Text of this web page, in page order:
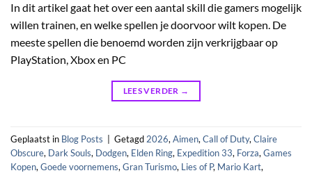
In dit artikel gaat het over een aantal skill die gamers mogelijk
willen trainen, en welke spellen je doorvoor wilt kopen. De
meeste spellen die benoemd worden zijn verkrijgbaar op
PlayStation, Xbox en PC
LEES VERDER →
Geplaatst in Blog Posts | Getagd 2026, Aimen, Call of Duty, Claire
Obscure, Dark Souls, Dodgen, Elden Ring, Expedition 33, Forza, Games
Kopen, Goede voornemens, Gran Turismo, Lies of P, Mario Kart,